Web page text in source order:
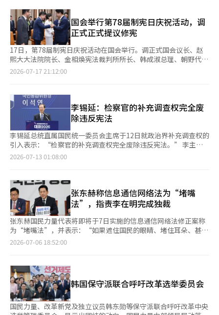
法机构的负责人，他未能充分考虑基本宪法条款，因而难以避免因
轻率言辞而引发的混乱批评。修宪是重新构建国家框架的重要任
务，因此程序要求和法律标准也被严格规定。根据《宪法》第128
条至第130条的修宪程序，修宪案需由国会全体成员过半数或总统
提案。提案后的修宪案需由总统在20天以上的时间内公告，并在公
告之日起60天内由国会表决。国会表决需获得国会全体成员三分之
二以上的支持才能通过。通过的修宪案需在30天内进行公民投票，
获得国会议员选民过半数的投票和投票者过半数的支持后方可最终
了确保修宪不应成为特定政党的专属，而应在国民共识中谨慎进
行。自1987年体制以来，现行宪法已维持超过30年，修宪工作不
仅是简单的权力结构调整，更是响应时代变化的国家任务。推动修
宪以体现权力结构调整、地方分权和扩大国民基本权利的时代愿
望，要求比以往任何时候都更高的责任感和谨慎。然而，立法机构
负责人的一句轻率言论，使得修宪讨论在开始之前就被困在了“现
任总统任期延长争论”的扭曲政治框架中。这不仅削弱了国民对修
宪的信任，还加剧了政治不信任，造成了不负责任的后果。国会议
具或动员支持者的消耗品的尝试。如果权力的算计或政党利益占据
上风，修宪将失去国民的关注，再次沦为空谈。与国家未来息息相
关的修宪的宗旨、理由和必要性不应受到损害。※ 本报道经人工
智能（AI）系统翻译与编辑。
作为党派利益和政治斗争工具的势力。” 他进一步指出：“在讨
论修宪之前，民主党应首先反思其对现行宪法和议会民主精神的践
踏。那些无视宪法精神和法治，肆意进行立法暴走的人，怎么能主
导影响国家百年大计的宪法修订呢？” 他还表示：“其背后的真
实意图无非是为了永久化议会垄断权力，并根据自己的利益动摇权
力结构。”并强调：“国民力量绝不会对任何试图合理化议会独裁
的修宪企图坐视不管。” 同党议员罗卿元也在前一天的Facebook
上表示：“现实是，阻止无所不在的单一党派独裁和议会暴走的方
讨论‘议会解散权’的修宪。” 相对而言，民主党职务代理人兼
院内代表韩炳道欢迎赵正熙的提议，表示：“在继承1987年体制
成果的同时，开启韩国新未来的修宪讨论是时代的紧迫任务，不能
再拖延。”并呼吁：“应立即成立修宪特委会，汇聚人民的意
愿。” 他还表示：“民主党将竭尽全力确保修宪能够更好地保障
人民主权，并反映变化时代的要求，期待国民力量的积极参与。”
在政治圈内外，分析认为，在当前朝野原组成谈判陷入僵局的情况
下，野党不太可能立即积极响应修宪特委会的组建。实际上，国民
示：“我们多次表明基本上不反对修宪，因此将进行进一步讨
论。” 然而，国民力量在今年5月本会议上对修宪案表决时宣布不
参与投票，并表示：“在第22届国会后半期成立修宪特委会讨论修
宪案。”因此，如果原组成谈判完成，并就修宪特委会的朝野平分
达成一致，修宪讨论也有可能迅速推进。 另一方面，赵正熙在之
前提议在第22届国会任期内进行修宪，强调应将5·18民主化运动
精神纳入宪法前言、限制总统的戒严宣布权、改革权力结构、进行
选举管理改革等内容纳入修宪案中。※ 本报道经人工智能（AI）系
国会举行第78届制宪日庆祝活动，调
正式正式提议修宪
17日，第78届制宪日庆祝活动在国会举行。调正式国会议长、赵
熙大大法院院长、金相煥宪法裁判所所长、韩成淑总理、朝野代表
及院内代表和国会议员等出席了此次活动，以纪念宪法的制定日。
1987年宪法迎来40周年的一年”，并正式提议“制定明年国民主
权修宪方案，并在第22届国会内完成第10次修宪”。 他还提出通
过国会议长直属的宪法修正咨询委员会、国会宪法修正特别委员会
等逐步讨论修宪方案的具体计划，并承诺将建立一个名为“全民宪
法”（暂定名）的数字平台，让国民能够直接提出和讨论修宪方
案。 大韩民国宪政会长郑大哲在致辞中强调：“自制宪以来的39
年间进行了9次宪法修正，但1987年宪法至今已持续39年”，认为
有必要进行宪法修正。对此，韩炳道民主党代表职务代理及院内代
欢迎”，并呼吁“立即成立修宪特委会，汇聚国民的意愿，期待国
民力量党积极参与”。 民主党在今年4月也曾支持由前国会议长禹
元植主导的修宪提案。当时提出的修宪方案在5月国会全体会议上
被提案，但由于国民力量党未参与表决，未能通过而被废弃。 在
当天活动前的会谈中，调议长对四部要员及朝野代表和院内代表表
示：“感谢大家的共同参与，作为国会议长我深感欣慰，能够邀请
到在现场实践和实现民主的人士，意义深远。我将竭尽全力维护和
发展宪法的价值。” 调议长一直强烈呼吁朝野院内代表在制宪日
不参加制宪日活动。在这种情况下，郑点式院内代表改变主意出席
活动，调议长对此表示感谢。 不过，郑院内代表在当天的
Facebook上对调议长和民主党表达了不满。他指出：“现在由民
主党主导的第22届国会对在野党缺乏最基本的尊重，也没有对话和
协商的意愿”，并批评道：“宪法的核心价值和原则，如言论自
由、三权分立，正在被立法权侵犯，甚至对6·3国民参政权的损害
2026-07-17 21:12:00
李锡延：检察官的补充调查权完全废
除违反宪法
李锡延总统直属国民统一委员会主席于12日就政治界补充调查权的
引入表示：“检察官的补充调查权完全废除违反宪法。” 李主席
在当天发布的Facebook文章中指出：“为了维护宪法的精神，检
到：“宪法虽然没有禁止废除检察厅并分散检察官的权力，但完全
剥夺检察官作为调查主体的调查权可能违反宪法的体系正当性原
则。” 李主席进一步主张：“如果要完全剥夺，必须修宪，将申
请逮捕令的权力从检察官改为调查机构，或委托法律。” 他还批
评了共同民主党：“作为一个负责任的政党，不应只顾眼前支持者
的眼色或自身利益，而在改革的名义下背弃为共同体未来的基本原
则。” 李主席表示：“制度本身没有善恶，任何制度的运作问题
在于其操作者。”他期待：“我们社会面临的严重国论分裂问题能
进行讨论和解决。”※ 本报道经人工智能（AI）系统翻译与编辑。
2026-07-13 01:08:00
张东赫称信息通信网络法为“堵嘴
法”，指责李在明完成独裁
张东赫国民力量代表将即将于7日实施的信息通信网络法修正案称
为“堵嘴法”，并表示：“如果遮住国民的眼睛、堵住耳朵、甚至
封住嘴巴，最终将是李在明的独裁完成。”张代表在当天上午国会
形象化“堵嘴”情况，佩戴了黑色口罩出席会议。他指出：“从明
天开始，修正后的信息通信网络法，即所谓的堵嘴法将实施。”并
表示：“如果政府随意贴上假新闻标签，罚款最高可达1亿。”他
接着说：“从李在明政府的行为来看，随意贴上假新闻标签根本不
在话下。”并指出：“最终将封堵所有国民的声音，反对李在明的
2026-07-06 18:52:00
韩国保守派联合呼吁改革选举委员会
国民力量、改革新党及独立议员韩东勋等保守派联合呼吁改革中央